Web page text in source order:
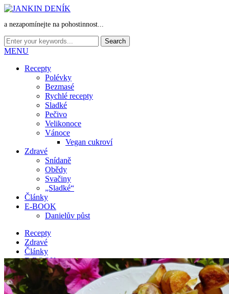
a nezapomínejte na pohostinnost...
MENU
Recepty
Polévky
Bezmasé
Rychlé recepty
Sladké
Pečivo
Velikonoce
Vánoce
Vegan cukroví
Zdravé
Snídaně
Obědy
Svačiny
„Sladké“
Články
E-BOOK
Danielův půst
Recepty
Zdravé
Články
E-BOOK